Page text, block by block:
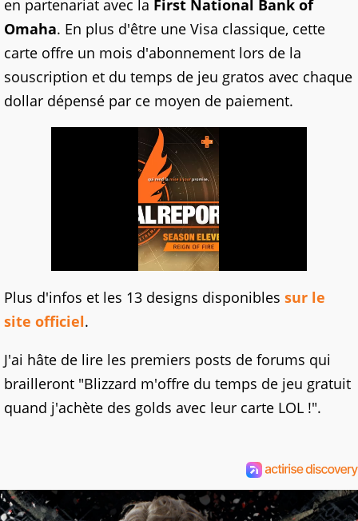
en partenariat avec la First National Bank of
Omaha. En plus d'être une Visa classique, cette
carte offre un mois d'abonnement lors de la
souscription et du temps de jeu gratos avec chaque
dollar dépensé par ce moyen de paiement.
Plus d'infos et les 13 designs disponibles sur le
site officiel.
J'ai hâte de lire les premiers posts de forums qui
brailleront "Blizzard m'offre du temps de jeu gratuit
quand j'achète des golds avec leur carte LOL !".